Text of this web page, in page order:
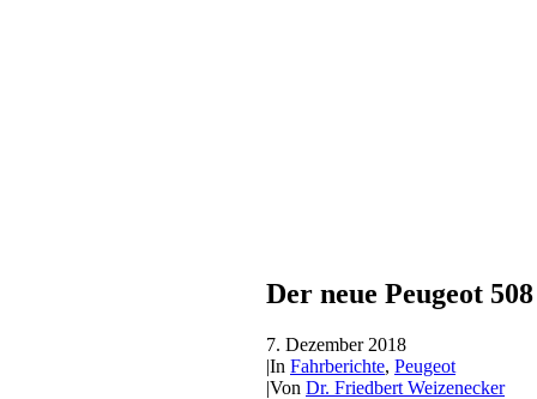
Der neue Peugeot
7. Dezember 2018
|In Fahrberichte, Peugeot
|Von Dr. Friedbert Weizenecker